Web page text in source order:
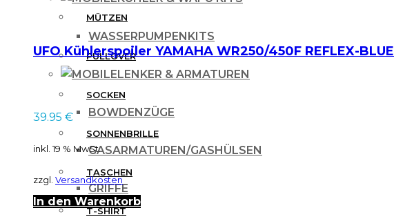
WASSERPUMPENKITS
LENKER & ARMATUREN
BOWDENZÜGE
GASARMATUREN/GASHÜLSEN
GRIFFE
MÜTZEN
PULLOVER
SOCKEN
SONNENBRILLE
TASCHEN
T-SHIRT
UFO Kühlerspoiler YAMAHA WR250/450F REFLEX-BLUE
39.95 €
inkl. 19 % MwSt.
zzgl. Versandkosten
In den Warenkorb